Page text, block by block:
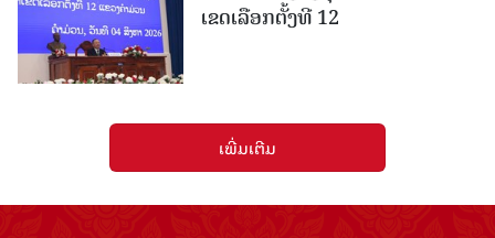
ເຂດເລືອກຕັ້ງທີ 12
ເພີ່ມເຕີມ